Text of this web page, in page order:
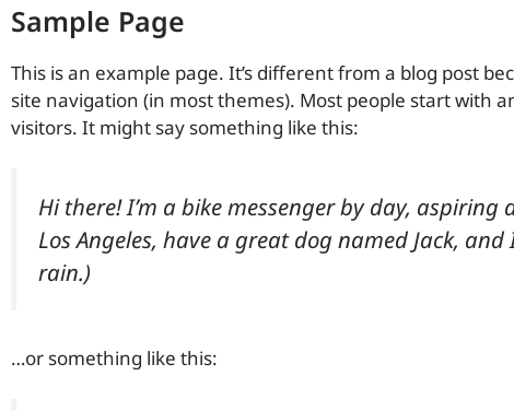
Sample Page
This is an example page. It’s different from a blog post
site navigation (in most themes). Most people start with
visitors. It might say something like this:
Hi there! I’m a bike messenger by day,
Los Angeles, have a great dog named Jack,
rain.)
…or something like this: